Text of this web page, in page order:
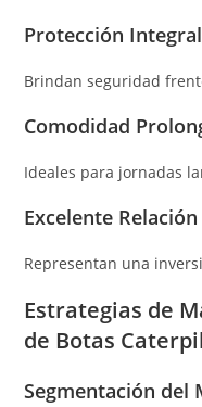
Protección Integral
Brindan seguridad
Comodidad
Ideales para jornadas
Excelente
Representan una
Estrategias de
de Botas
Segmentación del